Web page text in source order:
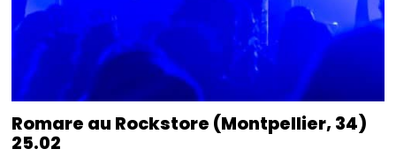
Romare au Rockstore (Montpellier, 34)
25.02